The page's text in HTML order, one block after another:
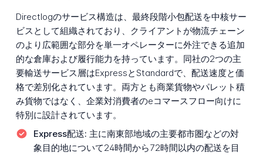
Directlogのサービス構造は、最終段階小包配送を中核サー
ビスとして組織されており、クライアントが物流チェーン
のより広範囲な部分を単一オペレーターに外注できる追加
的な倉庫および履行能力を持っています。同社の2つの主
要輸送サービス層はExpressとStandardで、配送速度と価
格で差別化されています。両方とも商業貨物やパレット積
み貨物ではなく、企業対消費者のeコマースフロー向けに
特別に設計されています。
Express配送: 主に南東部地域の主要都市圏などの対
象目的地について24時間から72時間以内の配送を目